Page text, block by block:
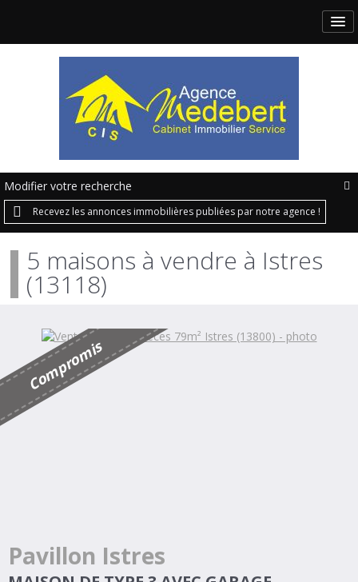
Modifier votre recherche
Recevez les annonces immobilières publiées par notre agence !
5 maisons à vendre à Istres
(13118)
C
o
m
p
r
o
m
i
s
Pavillon Istres